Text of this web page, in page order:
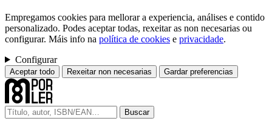
Empregamos cookies para mellorar a experiencia, análises e contido
personalizado. Podes aceptar todas, rexeitar as non necesarias ou
configurar. Máis info na política de cookies e privacidade.
Configurar
Aceptar todo Rexeitar non necesarias Gardar preferencias
Buscar